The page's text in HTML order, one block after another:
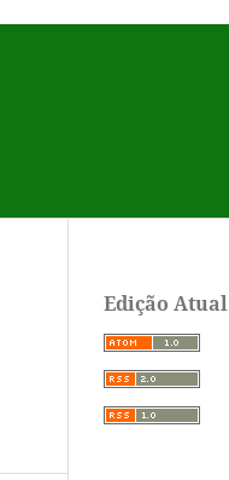
Edição Atual